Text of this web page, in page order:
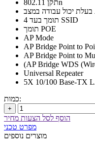
תקן 802.11n
תומך בעד 4 SSID
תומך POE
AP Mode
AP Bridge Point to
AP Bridge Point to
(AP Bridge WDS
Universal Repeater
5X 10/100 Base-TX
כמות:
+
הוסף לסל הצעות מחיר
מפרט טכני
מוצרים נוספים